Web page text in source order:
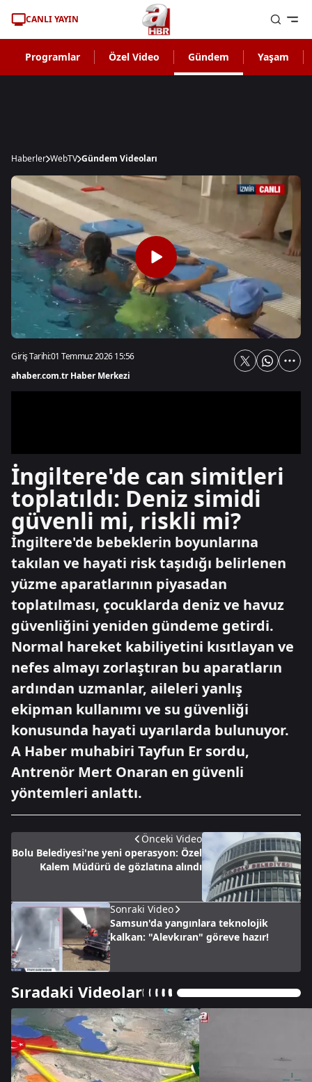
CANLI YAYIN
Programlar Özel Video Gündem Yaşam
Haberler WebTV Gündem Videoları
Giriş Tarihi:01 Temmuz 2026 15:56
ahaber.com.tr Haber Merkezi
İngiltere'de can simitleri
toplatıldı: Deniz simidi
güvenli mi, riskli mi?
İngiltere'de bebeklerin boyunlarına
takılan ve hayati risk taşıdığı belirlenen
yüzme aparatlarının piyasadan
toplatılması, çocuklarda deniz ve havuz
güvenliğini yeniden gündeme getirdi.
Normal hareket kabiliyetini kısıtlayan ve
nefes almayı zorlaştıran bu aparatların
ardından uzmanlar, aileleri yanlış
ekipman kullanımı ve su güvenliği
konusunda hayati uyarılarda bulunuyor.
A Haber muhabiri Tayfun Er sordu,
Antrenör Mert Onaran en güvenli
yöntemleri anlattı.
Önceki Video
Bolu Belediyesi'ne yeni operasyon: Özel
Kalem Müdürü de gözlatına alındı
Sonraki Video
Samsun'da yangınlara teknolojik
kalkan: "Alevkıran" göreve hazır!
Sıradaki Videolar